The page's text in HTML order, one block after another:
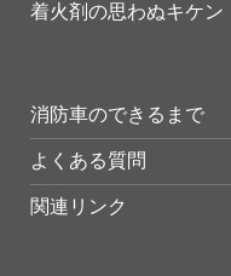
着火剤の思わぬキケン
消防車のできるまで
よくある質問
関連リンク